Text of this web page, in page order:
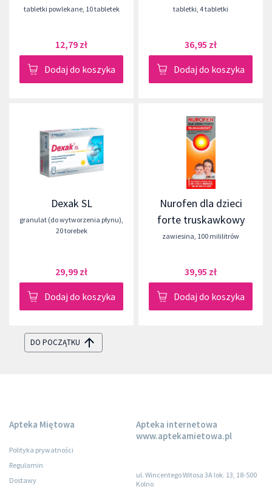
tabletki powlekane, 10 tabletek
12,79 zł
Dodaj do koszyka
tabletki 4 tabletki
36,95 zł
Dodaj do koszyka
Dexak SL
granulat (do wytworzenia płynu)
20 torebek
29,99 zł
Dodaj do koszyka
Nurofen dla dzieci
forte truskawkowy
zawiesina 100 mililitrów
39,95 zł
Dodaj do koszyka
DO POCZĄTKU
Apteka Miętowa
Polityka prywatności
Regulamin
Dostawy
Apteka internetowa
www.aptekamietowa.pl
ul. Wincentego Witosa 3A lok. 13, 18-500
Kolno